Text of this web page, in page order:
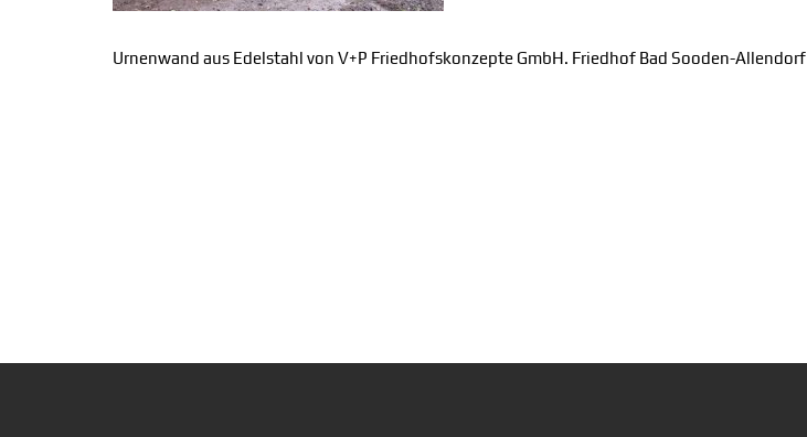
Urnenwand aus Edelstahl von V+P Friedhofskonzepte GmbH. Friedhof Bad Sooden-Allendorf